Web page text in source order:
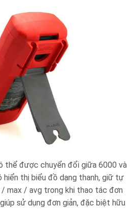
thể được chuyển đổi giữa 6000 và
hiển thị biểu đồ dạng thanh, giữ tự
/ max / avg trong khi thao tác đơn
sử dụng đơn giản, đặc biệt hữu